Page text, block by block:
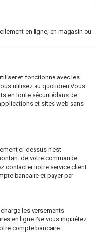
en ligne, en magasin ou
et fonctionne avec les
utilisez au quotidien.Vous
en toute sécuritédans de
et sites web sans
ci-dessus n'est
de votre commande
contacter notre service client
bancaire et payer par
les versements
en ligne. Ne vous inquiétez
compte bancaire.